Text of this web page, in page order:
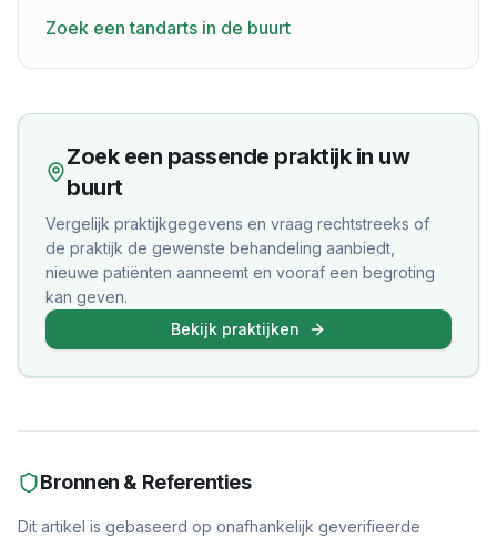
Zoek een tandarts in de buurt
Zoek een passende praktijk in uw
buurt
Vergelijk praktijkgegevens en vraag rechtstreeks of
de praktijk de gewenste behandeling aanbiedt,
nieuwe patiënten aanneemt en vooraf een begroting
kan geven.
Bekijk praktijken
Bronnen & Referenties
Dit artikel is gebaseerd op onafhankelijk geverifieerde